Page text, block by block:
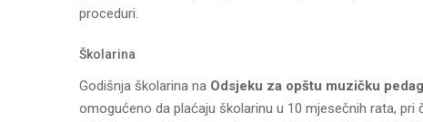
proceduri.
Školarina
Godišnja školarina na Odsjeku za opštu muzičku
omogućeno da plaćaju školarinu u 10 mjesečnih rata,